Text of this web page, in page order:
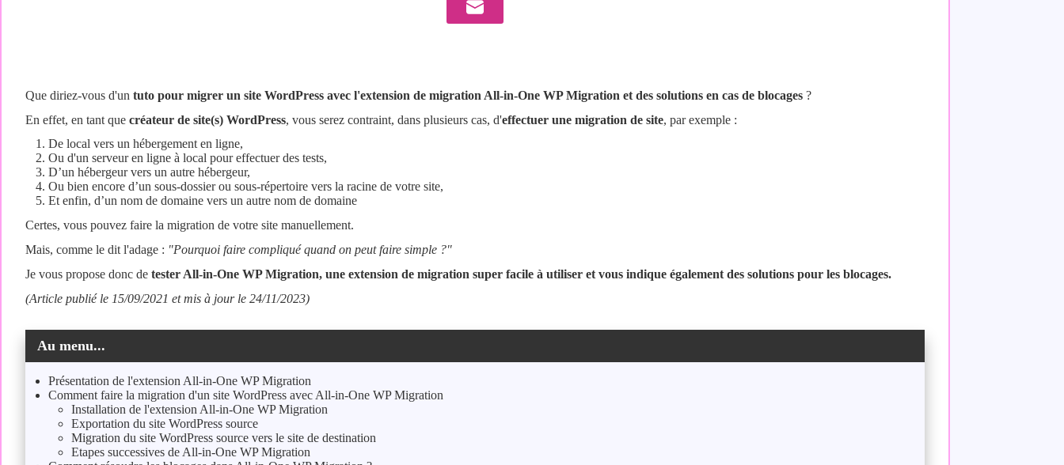
Que diriez-vous d'un tuto pour migrer un site WordPress avec l'extension de migration All-in-One WP Migration et des solutions en cas de blocages ?
En effet, en tant que créateur de site(s) WordPress, vous serez contraint, dans plusieurs cas, d'effectuer une migration de site, par exemple :
De local vers un hébergement en ligne,
Ou d'un serveur en ligne à local pour effectuer des tests,
D’un hébergeur vers un autre hébergeur,
Ou bien encore d’un sous-dossier ou sous-répertoire vers la racine de votre site,
Et enfin, d’un nom de domaine vers un autre nom de domaine
Certes, vous pouvez faire la migration de votre site manuellement.
Mais, comme le dit l'adage : "Pourquoi faire compliqué quand on peut faire simple ?"
Je vous propose donc de tester All-in-One WP Migration, une extension de migration super facile à utiliser et vous indique également des solutions pour les blocages.
(Article publié le 15/09/2021 et mis à jour le 24/11/2023)
Au menu...
Présentation de l'extension All-in-One WP Migration
Comment faire la migration d'un site WordPress avec All-in-One WP Migration
Installation de l'extension All-in-One WP Migration
Exportation du site WordPress source
Migration du site WordPress source vers le site de destination
Etapes successives de All-in-One WP Migration